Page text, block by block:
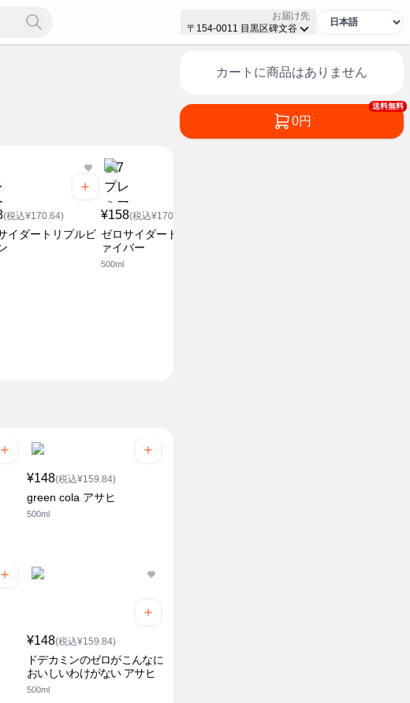
お届け先
〒154-0011 目黒区碑文谷
(税込¥170.64)
イダートリプルビ
¥158(税込¥170.64)
ゼロサイダートリプルフ
ァイバー
500ml
¥148(税込¥159.84)
green cola アサヒ
500ml
¥148(税込¥159.84)
ドデカミンのゼロがこんなに
おいしいわけがない アサヒ
500ml
カートに商品はありません
送料無料
0円